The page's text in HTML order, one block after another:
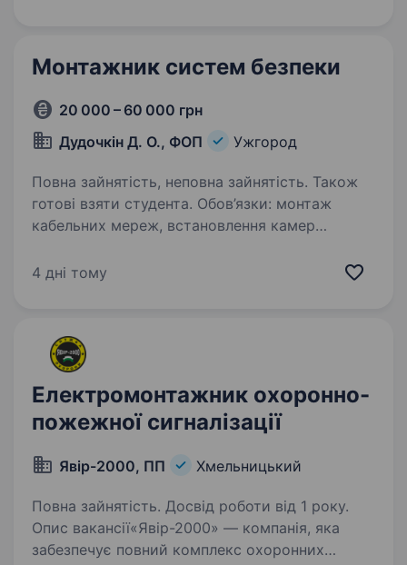
Монтажник систем безпеки
20 000 – 60 000 грн
Дудочкін Д. О., ФОП
Ужгород
Повна зайнятість, неповна зайнятість. Також
готові взяти студента. Обов’язки: монтаж
кабельних мереж, встановлення камер
контролю доступу та інші монтажні роботи.
4 дні тому
Електромонтажник охоронно-
пожежної сигналізації
Явір-2000, ПП Хмельницький
Повна зайнятість. Досвід роботи від 1 року.
Опис вакансії«Явір-2000» — компанія, яка
забезпечує повний комплекс охоронних